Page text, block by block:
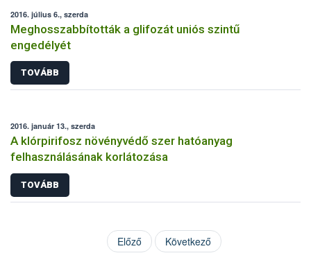
2016. július 6., szerda
Meghosszabbították a glifozát uniós szintű
engedélyét
TOVÁBB
2016. január 13., szerda
A klórpirifosz növényvédő szer hatóanyag
felhasználásának korlátozása
TOVÁBB
Előző Következő